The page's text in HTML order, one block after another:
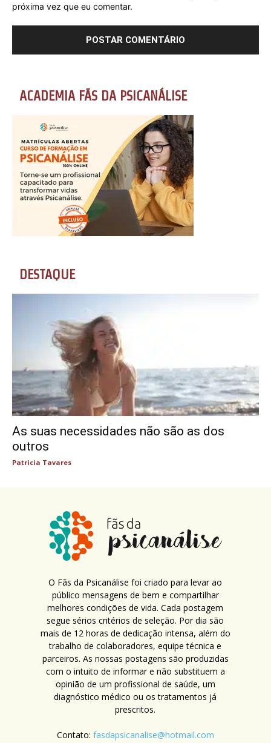
próxima vez que eu comentar.
ACADEMIA FÃS DA PSICANÁLISE
DESTAQUE
As suas necessidades não são as dos
outros
Patricia Tavares
O Fãs da Psicanálise foi criado para levar ao
público mensagens de bem e compartilhar
melhores condições de vida. Cada postagem
segue sérios critérios de seleção. Por dia são
mais de 12 horas de dedicação intensa, além do
trabalho de colaboradores, equipe técnica e
parceiros. As nossas postagens são produzidas
com o intuito de informar e não substituem a
opinião de um profissional de saúde, um
diagnóstico médico ou os tratamentos já
prescritos.
Contato: fasdapsicanalise@hotmail.com